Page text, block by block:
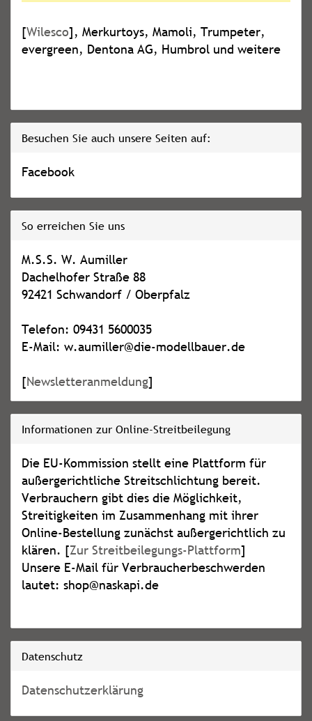
[Wilesco], Merkurtoys, Mamoli, Trumpeter,
evergreen, Dentona AG, Humbrol und weitere
Besuchen Sie auch unsere Seiten auf:
Facebook
So erreichen Sie uns
M.S.S. W. Aumiller
Dachelhofer Straße 88
92421 Schwandorf / Oberpfalz
Telefon: 09431 5600035
E-Mail: w.aumiller@die-modellbauer.de
[Newsletteranmeldung]
Informationen zur Online-Streitbeilegung
Die EU-Kommission stellt eine Plattform für
außergerichtliche Streitschlichtung bereit.
Verbrauchern gibt dies die Möglichkeit,
Streitigkeiten im Zusammenhang mit ihrer
Online-Bestellung zunächst außergerichtlich zu
klären. [Zur Streitbeilegungs-Plattform]
Unsere E-Mail für Verbraucherbeschwerden
lautet: shop@naskapi.de
Datenschutz
Datenschutzerklärung